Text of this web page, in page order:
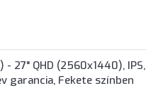
27" QHD (2560x1440), IPS,
garancia, Fekete színben